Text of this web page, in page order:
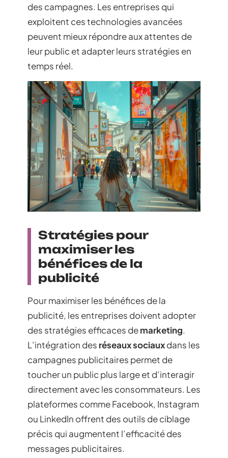
des campagnes. Les entreprises qui
exploitent ces technologies avancées
peuvent mieux répondre aux attentes de
leur public et adapter leurs stratégies en
temps réel.
Stratégies pour
maximiser les
bénéfices de la
publicité
Pour maximiser les bénéfices de la
publicité, les entreprises doivent adopter
des stratégies efficaces demarketing.
L’intégration des réseaux sociauxdans les
campagnes publicitaires permet de
toucher un public plus large et d’interagir
directement avec les consommateurs. Les
plateformes comme Facebook, Instagram
ou LinkedIn offrent des outils de ciblage
précis qui augmentent l’efficacité des
messages publicitaires.